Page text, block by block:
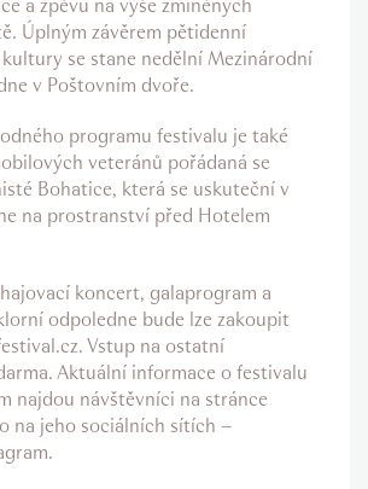
a zpěvu na výše zmíněných
Úplným závěrem pětidenní
se stane nedělní Mezinárodní
v Poštovním dvoře.
programu festivalu je také
veteránů pořádaná se
Bohatice, která se uskuteční v
na prostranství před Hotelem
koncert, galaprogram a
odpoledne bude lze zakoupit
Vstup na ostatní
Aktuální informace o festivalu
najdou návštěvníci na stránce
na jeho sociálních sítích –